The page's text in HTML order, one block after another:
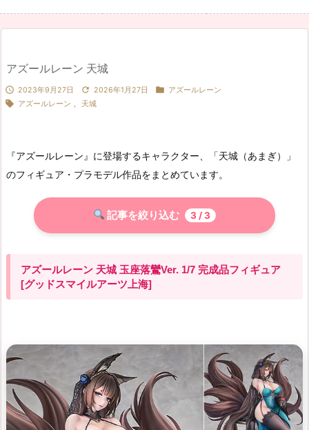
アズールレーン 天城
 2023年9月27日  2026年1月27日  アズールレーン
 アズールレーン , 天城
『アズールレーン』に登場するキャラクター、「天城（あまぎ）」
のフィギュア・プラモデル作品をまとめています。
記事を絞り込む 3 / 3
アズールレーン 天城 玉座落鸞Ver. 1/7 完成品フィギュア
[グッドスマイルアーツ上海]